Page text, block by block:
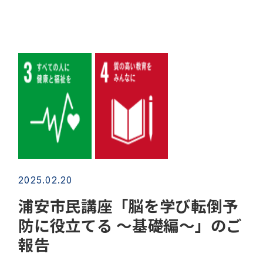
2025.02.20
浦安市民講座「脳を学び転倒予
防に役立てる ～基礎編～」のご
報告